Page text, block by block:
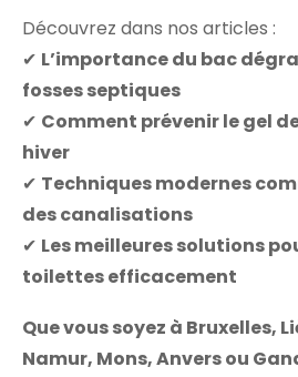
Découvrez dans nos articles :
✔ L’importance du bac
fosses septiques
✔ Comment prévenir le gel
hiver
✔ Techniques modernes
des canalisations
✔ Les meilleures solutions
toilettes efficacement
Que vous soyez à Bruxelles,
Namur, Mons, Anvers ou